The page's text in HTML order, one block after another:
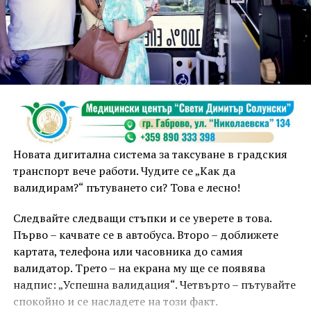
Предстои изработването на обща стратегия,
културна програма и поредица от съвместни
инициативи, които да обединят потенциала на
двата града. Подписаният меморандум поставя
основите на бъдещото сътрудничество между
институциите, културните организации и местните
общности в региона.
През идните месеци към подготовката на
кандидатурата ще бъдат привлечени
представители на културния сектор, образованието,
Неотложните следствени действия са извършени от
екип на ОД на МВР – Габрово съвместно с
автоексперт, като на място са изготвени и снимки.
Извършена е аутопсия на тялото на пострадалия и е
назначена съдебномедицинска експертиза.
Предстои назначаването на автотехническа
експертиза относно причините и механизма на
възникналото пътнотранспортно произшествие.
На полицейските органи са възложени оперативно –
установяване на предходно преминали по трасето
на инкриминираната дата моторни превозни
средства, с евентуално последвало
компрометиране на пътната настилка.
Във връзка с изясняване на този въпрос предстои
Новата дигитална система за таксуване в градския
транспорт вече работи. Чудите се „Как да
валидирам?“ пътуването си? Това е лесно!
Следвайте следващи стъпки и се уверете в това.
Първо – качвате се в автобуса. Второ – доближете
картата, телефона или часовника до самия
валидатор. Трето – на екрана му ще се появява
надпис: „Успешна валидация“. Четвърто – пътувайте
спокойно и се насладете на този факт.